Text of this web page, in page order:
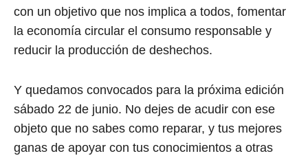
con un objetivo que nos implica a todos, fomentar
la economía circular el consumo responsable y
reducir la producción de deshechos.
Y quedamos convocados para la próxima edición
sábado 22 de junio. No dejes de acudir con ese
objeto que no sabes como reparar, y tus mejores
ganas de apoyar con tus conocimientos a otras